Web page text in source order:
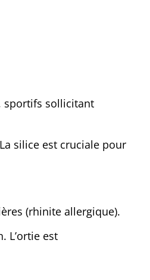
sportifs sollicitant
silice est cruciale pour
(rhinite allergique).
L’ortie est